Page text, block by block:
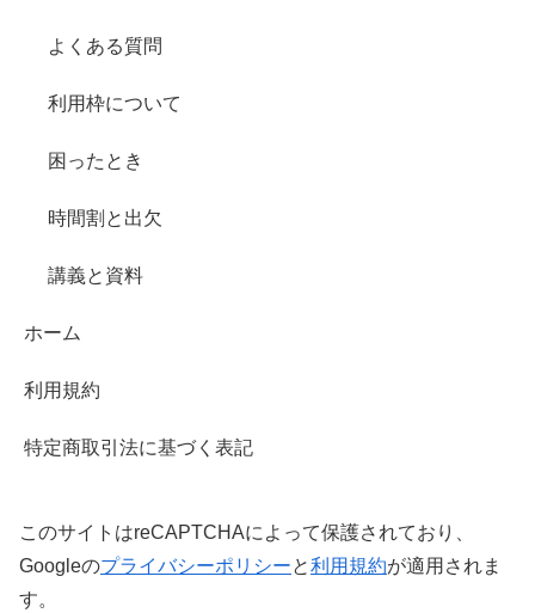
よくある質問
利用枠について
困ったとき
時間割と出欠
講義と資料
ホーム
利用規約
特定商取引法に基づく表記
このサイトはreCAPTCHAによって保護されており、
Googleのプライバシーポリシーと利用規約が適用されま
す。